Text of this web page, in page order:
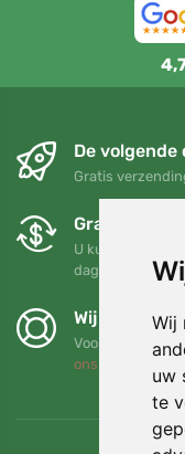
Wij
uw
te
De
Gratis
Gratis ruilen
U kunt uw
dagen
Wij steunen
Voor elke
ons